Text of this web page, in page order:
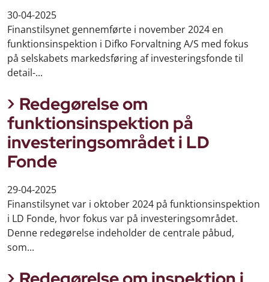
30-04-2025
Finanstilsynet gennemførte i november 2024 en
funktionsinspektion i Difko Forvaltning A/S med fokus
på selskabets markedsføring af investeringsfonde til
detail-...
Redegørelse om
funktionsinspektion på
investeringsområdet i LD
Fonde
29-04-2025
Finanstilsynet var i oktober 2024 på funktionsinspektion
i LD Fonde, hvor fokus var på investeringsområdet.
Denne redegørelse indeholder de centrale påbud,
som...